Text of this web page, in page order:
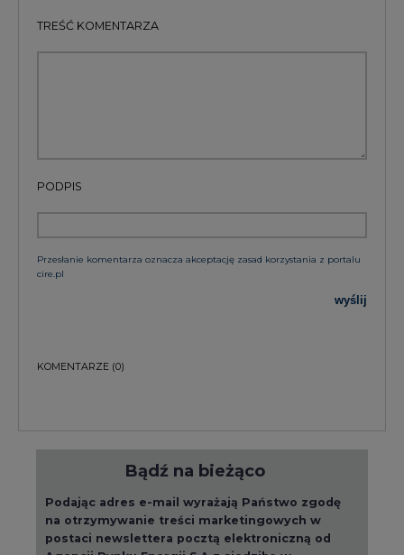
TREŚĆ KOMENTARZA
PODPIS
Przesłanie komentarza oznacza akceptację zasad korzystania z portalu
cire.pl
wyślij
KOMENTARZE (0)
Bądź na bieżąco
Podając adres e-mail wyrażają Państwo zgodę
na otrzymywanie treści marketingowych w
postaci newslettera pocztą elektroniczną od